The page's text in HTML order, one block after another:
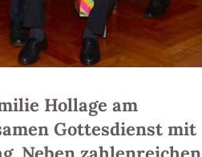
Hollage am
Gottesdienst mit